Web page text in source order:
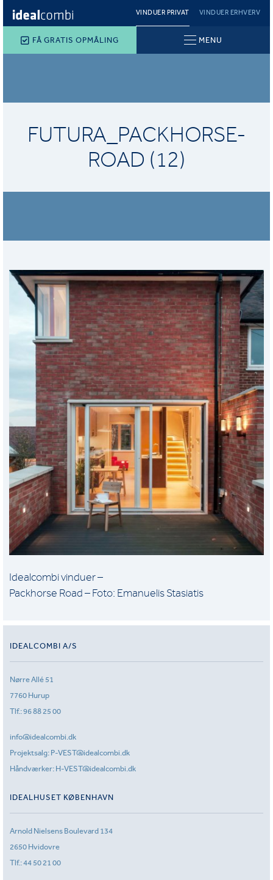
VINDUER PRIVAT VINDUER ERHVERV
FÅ GRATIS OPMÅLING MENU
FUTURA_PACKHORSE-
ROAD (12)
Idealcombi vinduer –
Packhorse Road – Foto: Emanuelis Stasiatis
IDEALCOMBI A/S
Nørre Allé 51
7760 Hurup
Tlf.:96 88 25 00
info@idealcombi.dk
Projektsalg: P-VEST@idealcombi.dk
Håndværker: H-VEST@idealcombi.dk
IDEALHUSET KØBENHAVN
Arnold Nielsens Boulevard 134
2650 Hvidovre
Tlf.:44 50 21 00